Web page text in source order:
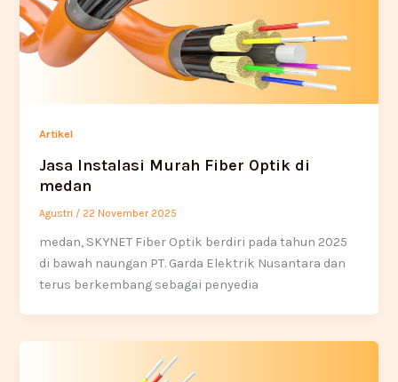
Artikel
Jasa Instalasi Murah Fiber Optik di
medan
Agustri / 22 November 2025
medan, SKYNET Fiber Optik berdiri pada tahun 2025
di bawah naungan PT. Garda Elektrik Nusantara dan
terus berkembang sebagai penyedia